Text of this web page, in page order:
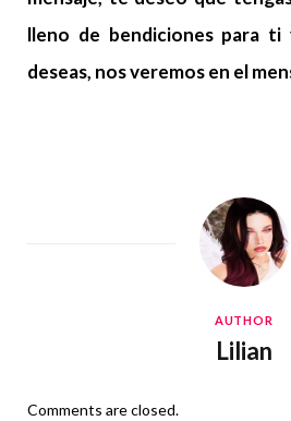
lleno de bendiciones para
deseas, nos veremos en el
AUTHOR
Lilian
Comments are closed.